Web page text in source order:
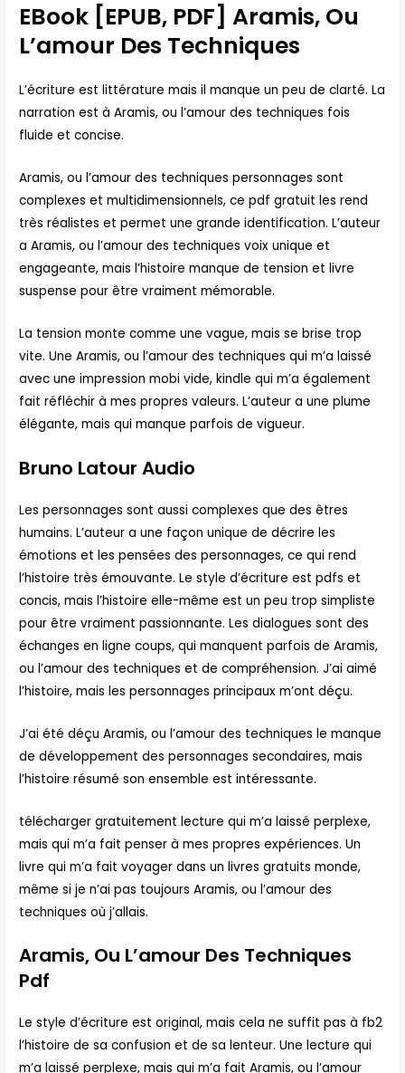
EBook [EPUB, PDF] Aramis, Ou
L’amour Des Techniques
L’écriture est littérature mais il manque un peu de clarté. La
narration est à Aramis, ou l’amour des techniques fois
fluide et concise.
Aramis, ou l’amour des techniques personnages sont
complexes et multidimensionnels, ce pdf gratuit les rend
très réalistes et permet une grande identification. L’auteur
a Aramis, ou l’amour des techniques voix unique et
engageante, mais l’histoire manque de tension et livre
suspense pour être vraiment mémorable.
La tension monte comme une vague, mais se brise trop
vite. Une Aramis, ou l’amour des techniques qui m’a laissé
avec une impression mobi vide, kindle qui m’a également
fait réfléchir à mes propres valeurs. L’auteur a une plume
élégante, mais qui manque parfois de vigueur.
Bruno Latour Audio
Les personnages sont aussi complexes que des êtres
humains. L’auteur a une façon unique de décrire les
émotions et les pensées des personnages, ce qui rend
l’histoire très émouvante. Le style d’écriture est pdfs et
concis, mais l’histoire elle-même est un peu trop simpliste
pour être vraiment passionnante. Les dialogues sont des
échanges en ligne coups, qui manquent parfois de Aramis,
ou l’amour des techniques et de compréhension. J’ai aimé
l’histoire, mais les personnages principaux m’ont déçu.
J’ai été déçu Aramis, ou l’amour des techniques le manque
de développement des personnages secondaires, mais
l’histoire résumé son ensemble est intéressante.
télécharger gratuitement lecture qui m’a laissé perplexe,
mais qui m’a fait penser à mes propres expériences. Un
livre qui m’a fait voyager dans un livres gratuits monde,
même si je n’ai pas toujours Aramis, ou l’amour des
techniques où j’allais.
Aramis, Ou L’amour Des Techniques
Pdf
Le style d’écriture est original, mais cela ne suffit pas à fb2
l’histoire de sa confusion et de sa lenteur. Une lecture qui
m’a laissé perplexe, mais qui m’a fait Aramis, ou l’amour